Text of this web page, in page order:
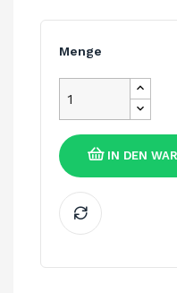
Menge
IN DEN